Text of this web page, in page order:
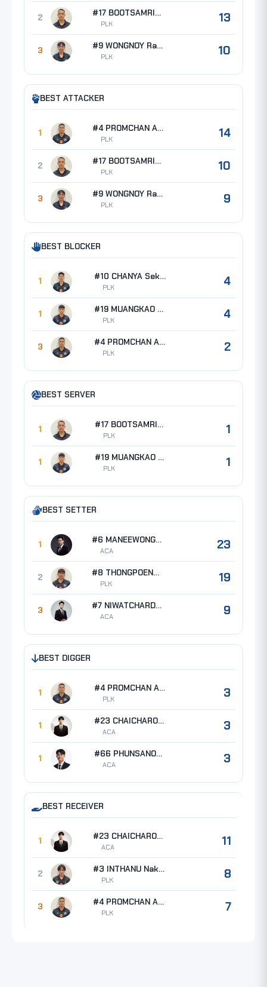
2 #17 BOOTSAMRIT Panya
PLK 13
3 #9 WONGNOY Ratchanon
PLK 10
BEST ATTACKER
1 #4 PROMCHAN Anut
PLK 14
2 #17 BOOTSAMRIT Panya
PLK 10
3 #9 WONGNOY Ratchanon
PLK 9
BEST BLOCKER
1 #10 CHANYA Seksan
PLK 4
1 #19 MUANGKAO Chutiphong
PLK 4
3 #4 PROMCHAN Anut
PLK 2
BEST SERVER
1 #17 BOOTSAMRIT Panya
PLK 1
1 #19 MUANGKAO Chutiphong
PLK 1
BEST SETTER
1 #6 MANEEWONG Mawin
ACA 23
2 #8 THONGPOENG Songphon
PLK 19
3 #7 NIWATCHARD Phanuphong
ACA 9
BEST DIGGER
1 #4 PROMCHAN Anut
PLK 3
1 #23 CHAICHAROEN Kittipong
ACA 3
1 #66 PHUNSANONG Sorasak
ACA 3
BEST RECEIVER
1 #23 CHAICHAROEN Kittipong
ACA 11
2 #3 INTHANU Nakharin
PLK 8
3 #4 PROMCHAN Anut
PLK 7